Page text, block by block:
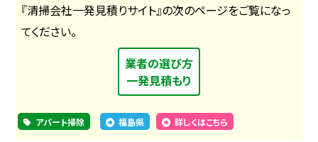
『清掃会社一発見積りサイト』の次のページをご覧になっ
てください。
業者の選び方
一発見積もり
アパート掃除 福島県 詳しくはこちら